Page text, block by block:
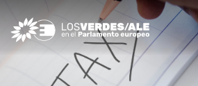
Greens/EFA Home